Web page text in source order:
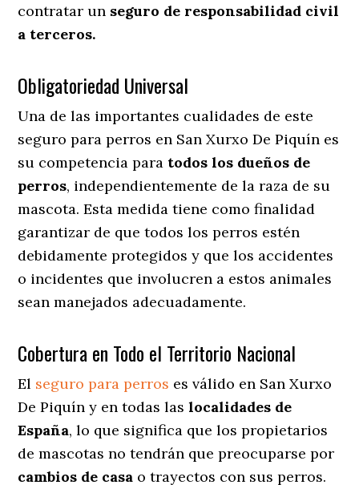
contratar un seguro de responsabilidad civil
a terceros.
Obligatoriedad Universal
Una de las importantes cualidades de este
seguro para perros en San Xurxo De Piquín es
su competencia para todos los dueños de
perros, independientemente de la raza de su
mascota. Esta medida tiene como finalidad
garantizar de que todos los perros estén
debidamente protegidos y que los accidentes
o incidentes que involucren a estos animales
sean manejados adecuadamente.
Cobertura en Todo el Territorio Nacional
El seguro para perros es válido en San Xurxo
De Piquín y en todas laslocalidades de
España, lo que significa que los propietarios
de mascotas no tendrán que preocuparse por
cambios de casa o trayectos con sus perros.